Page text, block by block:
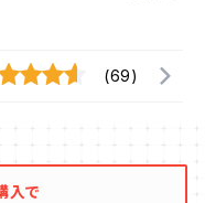
(69)
入で